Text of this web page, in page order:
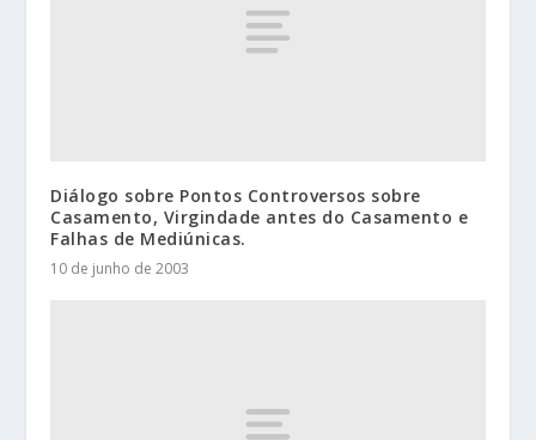
Diálogo sobre Pontos Controversos sobre
Casamento, Virgindade antes do Casamento e
Falhas de Mediúnicas.
10 de junho de 2003